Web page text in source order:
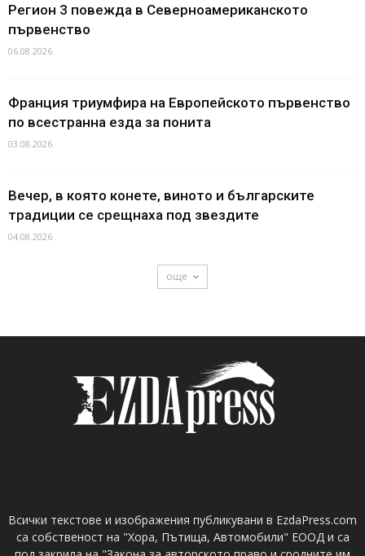
Регион 3 повежда в Северноамериканското
първенство
06.08.2026
Франция триумфира на Европейското първенство
по всестранна езда за понита
03.08.2026
Вечер, в която конете, виното и българските
традиции се срещнаха под звездите
04.08.2026
още
Всички текстове и изображения публикувани в EzdaPress.com
са собственост на "Хора, Пътища, Автомобили" ЕООД и са